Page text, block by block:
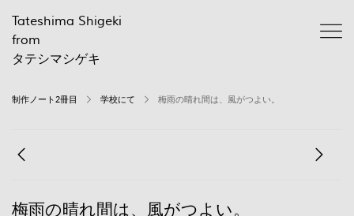
Tateshima Shigeki
from
タテシマシゲキ
制作ノート2冊目 学校にて 梅雨の晴れ間は、風がつよい。
梅雨の晴れ間は、風がつよい。